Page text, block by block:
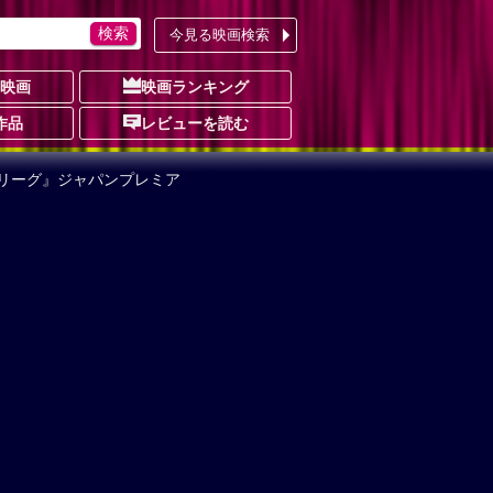
今見る映画検索
画 映画ランキング
品 レビューを読む
ーグ』ジャパンプレミア